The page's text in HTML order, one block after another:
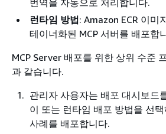
번역을 자동으로 처리합니다.
런타임 방법: Amazon ECR 이미
테이너화된 MCP 서버를 배포합
MCP Server 배포를 위한 상위 수준
과 같습니다.
관리자 사용자는 배포 대시보드
이 또는 런타임 배포 방법을 선
사례를 배포합니다.